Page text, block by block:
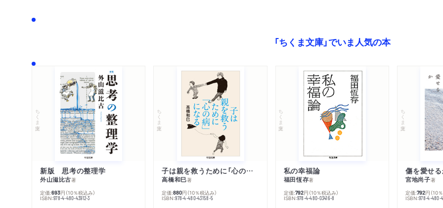
「ちくま文庫」でいま人気の本
ちくま文庫
新版 思考の整理学
外山滋比古著
定価:693円 （10％税込み）
ISBN:978-4-480-43912-3
ちくま文庫
子は親を救うために「心の病」になる
高橋和巳著
定価:880円 （10％税込み）
ISBN:978-4-480-43158-5
ちくま文庫
私の幸福論
福田恆存著
定価:792円 （10％税込み）
ISBN:978-4-480-03416-8
ちくま文庫
傷を愛せ
宮地尚子著
定価:792円 （10
ISBN:978-4-480-